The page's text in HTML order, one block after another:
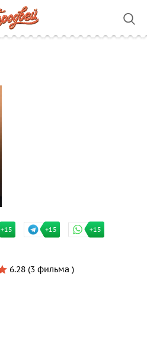
+15 +15 +15
6.28 (3 фильма )